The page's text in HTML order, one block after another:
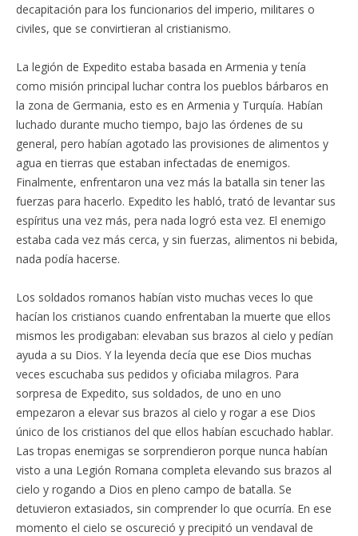
decapitación para los funcionarios del imperio, militares o
civiles, que se convirtieran al cristianismo.
La legión de Expedito estaba basada en Armenia y tenía
como misión principal luchar contra los pueblos bárbaros en
la zona de Germania, esto es en Armenia y Turquía. Habían
luchado durante mucho tiempo, bajo las órdenes de su
general, pero habían agotado las provisiones de alimentos y
agua en tierras que estaban infectadas de enemigos.
Finalmente, enfrentaron una vez más la batalla sin tener las
fuerzas para hacerlo. Expedito les habló, trató de levantar sus
espíritus una vez más, pera nada logró esta vez. El enemigo
estaba cada vez más cerca, y sin fuerzas, alimentos ni bebida,
nada podía hacerse.
Los soldados romanos habían visto muchas veces lo que
hacían los cristianos cuando enfrentaban la muerte que ellos
mismos les prodigaban: elevaban sus brazos al cielo y pedían
ayuda a su Dios. Y la leyenda decía que ese Dios muchas
veces escuchaba sus pedidos y oficiaba milagros. Para
sorpresa de Expedito, sus soldados, de uno en uno
empezaron a elevar sus brazos al cielo y rogar a ese Dios
único de los cristianos del que ellos habían escuchado hablar.
Las tropas enemigas se sorprendieron porque nunca habían
visto a una Legión Romana completa elevando sus brazos al
cielo y rogando a Dios en pleno campo de batalla. Se
detuvieron extasiados, sin comprender lo que ocurría. En ese
momento el cielo se oscureció y precipitó un vendaval de